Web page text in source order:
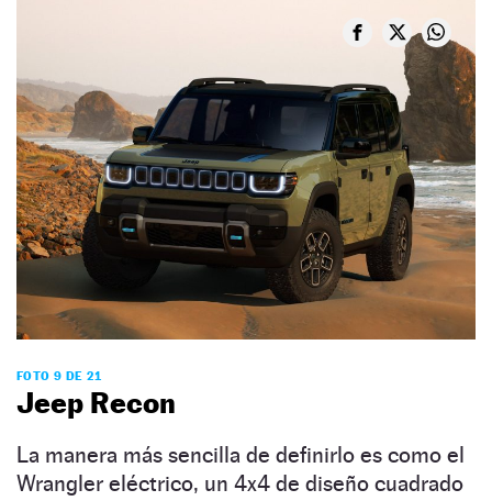
FOTO 9 DE 21
Jeep Recon
La manera más sencilla de definirlo es como el
Wrangler eléctrico, un 4x4 de diseño cuadrado